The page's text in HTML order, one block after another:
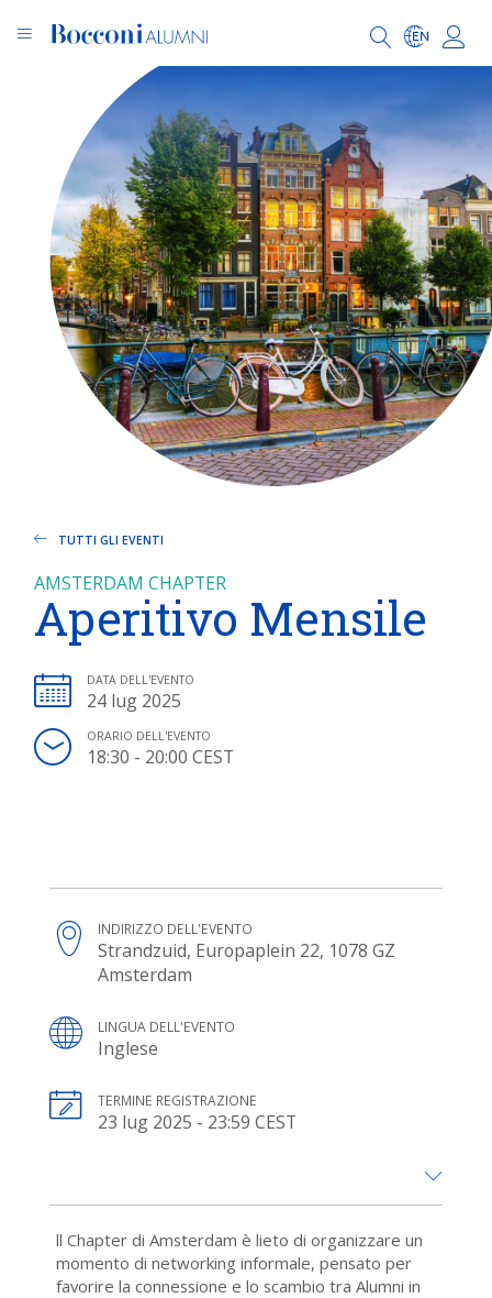
TUTTI GLI EVENTI
AMSTERDAM CHAPTER
Aperitivo Mensile
DATA DELL'EVENTO
24 lug 2025
ORARIO DELL'EVENTO
18:30 - 20:00 CEST
INDIRIZZO DELL'EVENTO
Strandzuid, Europaplein 22, 1078 GZ
Amsterdam
LINGUA DELL'EVENTO
Inglese
TERMINE REGISTRAZIONE
23 lug 2025 - 23:59 CEST
ll Chapter di Amsterdam è lieto di organizzare un
momento di networking informale, pensato per
favorire la connessione e lo scambio tra Alumni in